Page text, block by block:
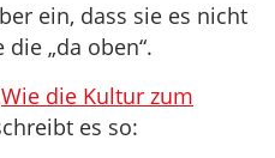
ein, dass sie es nicht
„da oben“.
die Kultur zum
es so: